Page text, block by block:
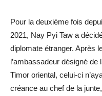
Pour la deuxième fois
2021, Nay Pyi Taw a
diplomate étranger. Après
l’ambassadeur désigné
Timor oriental, celui-ci
créance au chef de la